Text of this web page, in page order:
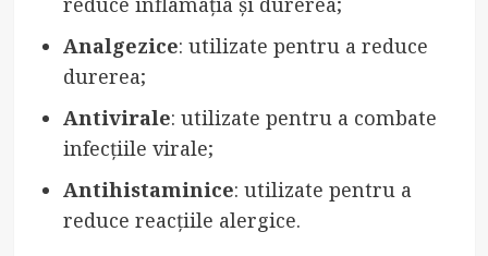
Analgezice: utilizate pentru a reduce
durerea;
Antivirale: utilizate pentru a combate
infecțiile virale;
Antihistaminice: utilizate pentru a
reduce reacțiile alergice.